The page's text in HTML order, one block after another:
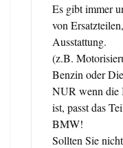
Es gibt immer
von
Ausstattung.
(z.B.
Benzin oder
NUR wenn die
ist, passt das
BMW!
Sollten Sie